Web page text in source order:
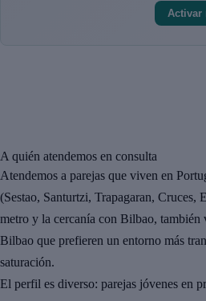
Activar
A quién atendemos en consulta
Atendemos a parejas que viven en
(Sestao, Santurtzi, Trapagaran, Cruces,
metro y la cercanía con Bilbao, también
Bilbao que prefieren un entorno más
saturación.
El perfil es diverso: parejas jóvenes en